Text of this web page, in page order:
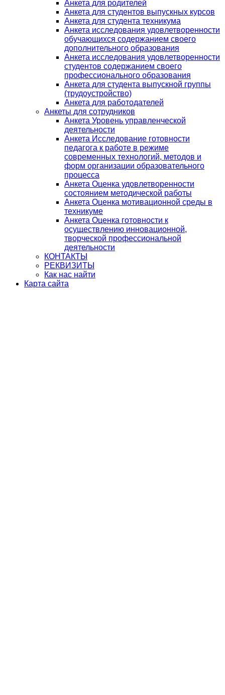
Анкета для родителей
Анкета для студентов выпускных курсов
Анкета для студента техникума
Анкета исследования удовлетворенности
обучающихся содержанием своего
дополнительного образования
Анкета исследования удовлетворенности
студентов содержанием своего
профессионального образования
Анкета для студента выпускной группы
(трудоустройство)
Анкета для работодателей
Анкеты для сотрудников
Анкета Уровень управленческой
деятельности
Анкета Исследование готовности
педагога к работе в режиме
современных технологий, методов и
форм организации образовательного
процесса
Анкета Оценка удовлетворенности
состоянием методической работы
Анкета Оценка мотивационной среды в
техникуме
Анкета Оценка готовности к
осуществлению инновационной,
творческой профессиональной
деятельности
КОНТАКТЫ
РЕКВИЗИТЫ
Как нас найти
Карта сайта